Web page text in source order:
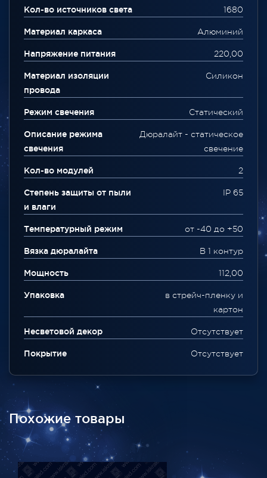
Кол-во источников света 1680
Материал каркаса Алюминий
Напряжение питания 220,00
Материал изоляции
провода
Силикон
Режим свечения Статический
Описание режима
свечения
Дюралайт - статическое
свечение
Кол-во модулей 2
Степень защиты от пыли
и влаги
IP 65
Температурный режим от -40 до +50
Вязка дюралайта В 1 контур
Мощность 112,00
Упаковка
в стрейч-пленку и
картон
Несветовой декор Отсутствует
Покрытие Отсутствует
Похожие товары